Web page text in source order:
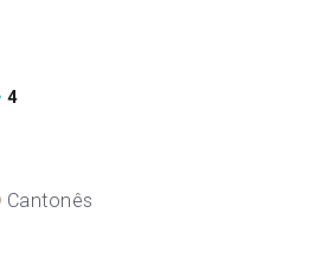
4
Cantonês